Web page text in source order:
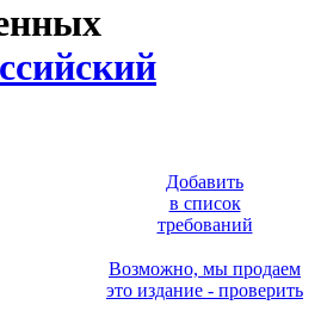
Добавить
в список
требований
Возможно, мы продаем
это издание - проверить